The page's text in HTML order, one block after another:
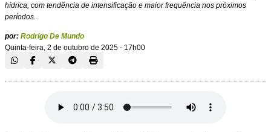
hídrica, com tendência de intensificação e maior frequência nos próximos
períodos.
por: Rodrigo De Mundo
Quinta-feira, 2 de outubro de 2025 - 17h00